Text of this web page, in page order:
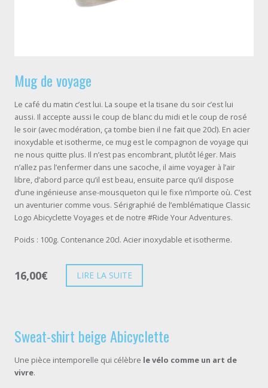
Mug de voyage
Le café du matin c’est lui. La soupe et la tisane du soir c’est lui
aussi. Il accepte aussi le coup de blanc du midi et le coup de rosé
le soir (avec modération, ça tombe bien il ne fait que 20cl). En acier
inoxydable et isotherme, ce mug est le compagnon de voyage qui
ne nous quitte plus. Il n’est pas encombrant, plutôt léger. Mais
n’allez pas l’enfermer dans une sacoche, il aime voyager à l’air
libre, d’abord parce qu’il est beau, ensuite parce qu’il dispose
d’une ingénieuse anse-mousqueton qui le fixe n’importe où. C’est
un aventurier comme vous. Sérigraphié de l’emblématique Classic
Logo Abicyclette Voyages et de notre #Ride Your Adventures.
Poids : 100g. Contenance 20cl. Acier inoxydable et isotherme.
16,00€ LIRE LA SUITE
Sweat-shirt beige Abicyclette
Une pièce intemporelle qui célèbre le vélo comme un art de
vivre.